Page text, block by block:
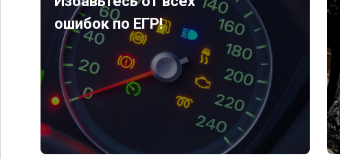
ошибок по ЕГР!